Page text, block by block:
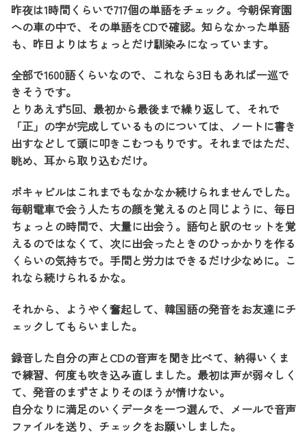
昨夜は1時間くらいで717個の単語をチェック。今朝保育園
への車の中で、その単語をCDで確認。知らなかった単語
も、昨日よりはちょっとだけ馴染みになっています。
全部で1600語くらいなので、これなら3日もあれば一巡で
きそうです。
とりあえず5回、最初から最後まで繰り返して、それで
「正」の字が完成しているものについては、ノートに書き
出すなどして頭に叩きこむつもりです。それまではただ、
眺め、耳から取り込むだけ。
ボキャビルはこれまでもなかなか続けられませんでした。
毎朝電車で会う人たちの顔を覚えるのと同じように、毎日
ちょっとの時間で、大量に出会う。語句と訳のセットを覚
えるのではなくて、次に出会ったときのひっかかりを作る
くらいの気持ちで。手間と労力はできるだけ少なめに。こ
れなら続けられるかな。
それから、ようやく奮起して、韓国語の発音をお友達にチ
ェックしてもらいました。
録音した自分の声とCDの音声を聞き比べて、納得いくま
で練習、何度も吹き込み直しました。最初は声が弱々しく
て、発音のまずさよりそのほうが情けない。
自分なりに満足のいくデータを一つ選んで、メールで音声
ファイルを送り、チェックをお願いしました。